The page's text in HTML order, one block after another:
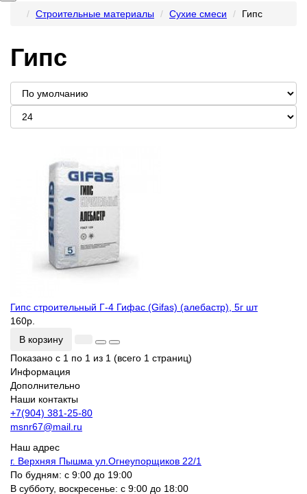
Строительные материалы
Сухие смеси Гипс
Гипс
Гипс строительный Г-4 Гифас (Gifas) (алебастр), 5г шт
160р.
В корзину
Показано с 1 по 1 из 1 (всего 1 страниц)
Информация
Дополнительно
Наши контакты
+7(904) 381-25-80
msnr67@mail.ru
Наш адрес
г. Верхняя Пышма ул.Огнеупорщиков 22/1
По будням: с 9:00 до 19:00
В субботу, воскресенье: с 9:00 до 18:00